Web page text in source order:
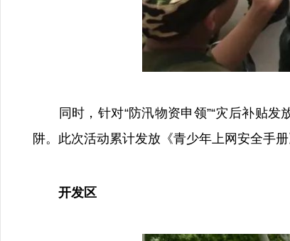
同时，针对“防汛物资申领”“灾后补贴发
阱。此次活动累计发放《青少年上网安全手
开发区